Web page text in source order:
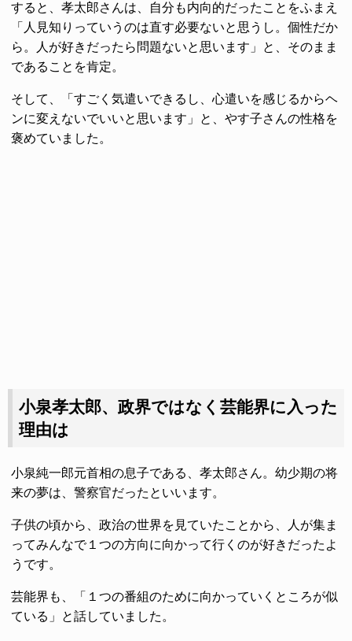
すると、孝太郎さんは、自分も内向的だったことをふまえ
「人見知りっていうのは直す必要ないと思うし。個性だか
ら。人が好きだったら問題ないと思います」と、そのまま
であることを肯定。
そして、「すごく気遣いできるし、心遣いを感じるからヘ
ンに変えないでいいと思います」と、やす子さんの性格を
褒めていました。
小泉孝太郎、政界ではなく芸能界に入った
理由は
小泉純一郎元首相の息子である、孝太郎さん。幼少期の将
来の夢は、警察官だったといいます。
子供の頃から、政治の世界を見ていたことから、人が集ま
ってみんなで１つの方向に向かって行くのが好きだったよ
うです。
芸能界も、「１つの番組のために向かっていくところが似
ている」と話していました。